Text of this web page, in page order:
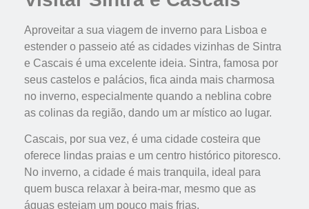
Aproveitar a sua viagem de inverno para Lisboa e
estender o passeio até as cidades vizinhas de Sintra
e Cascais é uma excelente ideia. Sintra, famosa por
seus castelos e palácios, fica ainda mais charmosa
no inverno, especialmente quando a neblina cobre
as colinas da região, dando um ar místico ao lugar.
Cascais, por sua vez, é uma cidade costeira que
oferece lindas praias e um centro histórico pitoresco.
No inverno, a cidade é mais tranquila, ideal para
quem busca relaxar à beira-mar, mesmo que as
águas estejam um pouco mais frias.